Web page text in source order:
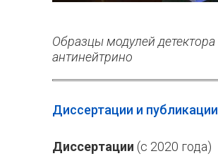
Образцы модулей детектора
антинейтрино
Диссертации и публикации
Диссертации (с 2020 года)